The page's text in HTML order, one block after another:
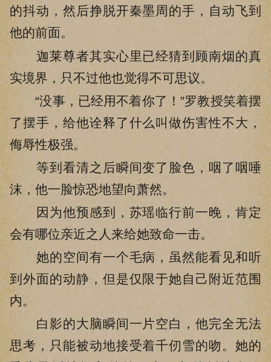
的抖动，然后挣脱开秦墨周的手，自动飞到
他的前面。
迦莱尊者其实心里已经猜到顾南烟的真
实境界，只不过他也觉得不可思议。
“没事，已经用不着你了！”罗教授笑着摆
了摆手，给他诠释了什么叫做伤害性不大，
侮辱性极强。
等到看清之后瞬间变了脸色，咽了咽唾
沫，他一脸惊恐地望向萧然。
因为他预感到，苏瑶临行前一晚，肯定
会有哪位亲近之人来给她致命一击。
她的空间有一个毛病，虽然能看见和听
到外面的动静，但是仅限于她自己附近范围
内。
白影的大脑瞬间一片空白，他完全无法
思考，只能被动地接受着千仞雪的吻。她的